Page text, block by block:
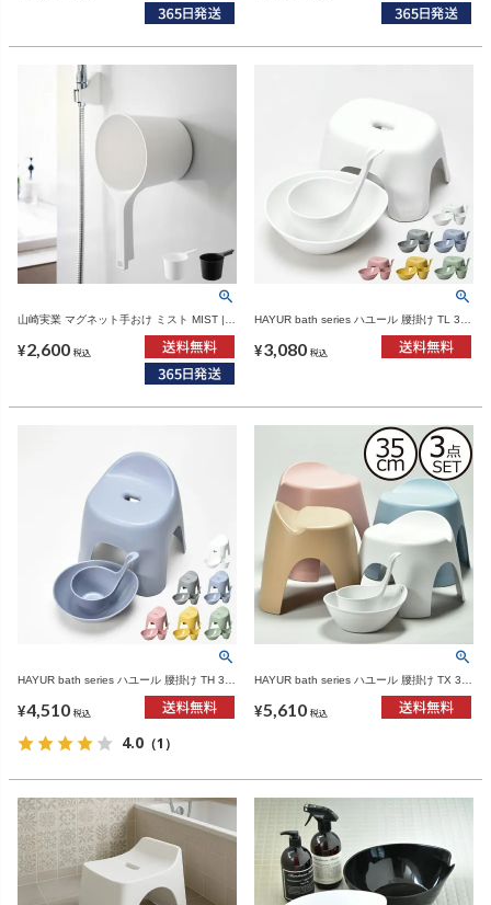
山崎実業 マグネット手おけ ミスト MIST |
¥2,600 税込
HAYUR bath series ハユール 腰掛け TL 3点
セット | バスグッズ・風呂椅子
¥3,080 税込
HAYUR bath series ハユール 腰掛け TH 3点
セット | バスグッズ・風呂椅子
¥4,510 税込
4.0 （1）
HAYUR bath series ハユール 腰掛け TX 3点
セット | バスグッズ・風呂椅子
¥5,610 税込